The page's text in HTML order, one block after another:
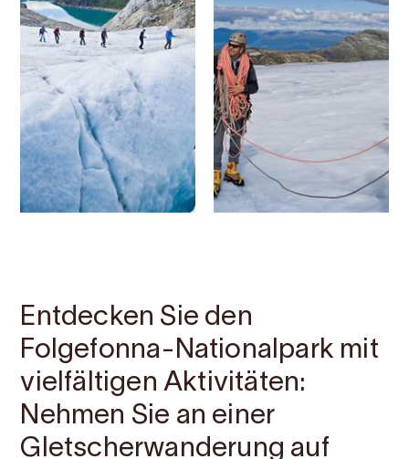
Entdecken Sie den
Folgefonna-Nationalpark mit
vielfältigen Aktivitäten:
Nehmen Sie an einer
Gletscherwanderung auf